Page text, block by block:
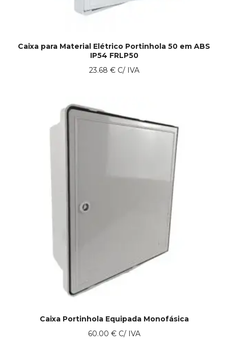
Caixa para Material Elétrico Portinhola 50 em ABS
IP54 FRLP50
23.68 €C/ IVA
Caixa Portinhola Equipada Monofásica
60.00 €C/ IVA